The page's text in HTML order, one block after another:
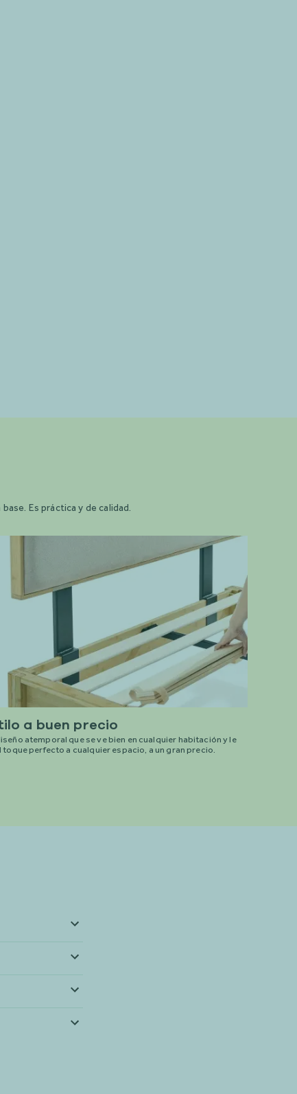
Es práctica y de calidad.
a buen precio
atemporal que se ve bien en cualquier habitación y le
toque perfecto a cualquier espacio, a un gran precio.